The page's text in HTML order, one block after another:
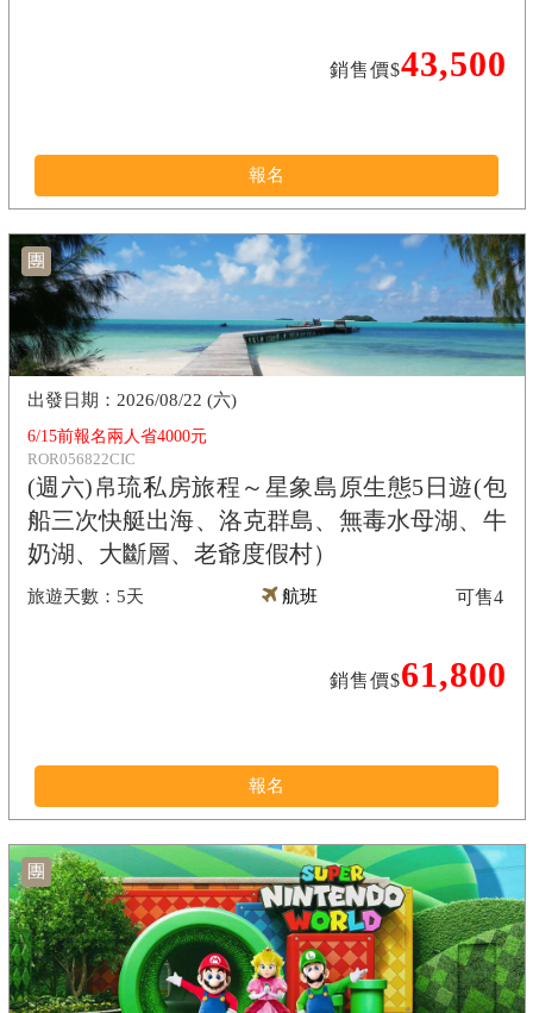
銷售價$43,500
報名
團
6/15前報名兩人省4000元
ROR056822CIC
(週六)帛琉私房旅程～星象島原生態5日遊(包
船三次快艇出海、洛克群島、無毒水母湖、牛
奶湖、大斷層、老爺度假村）
5天
2026/08/22 (六)
航班
銷售價$61,800
可售4
報名
團